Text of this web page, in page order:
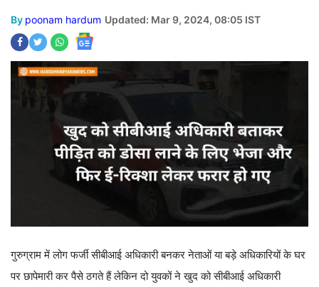
By poonam hardum Updated: Mar 9, 2024, 08:05 IST
गुरुग्राम में लोग फर्जी सीबीआई अधिकारी बनकर नेताओं या बड़े अधिकारियों के घर
पर छापेमारी कर पैसे ठगते हैं लेकिन दो युवकों ने खुद को सीबीआई अधिकारी